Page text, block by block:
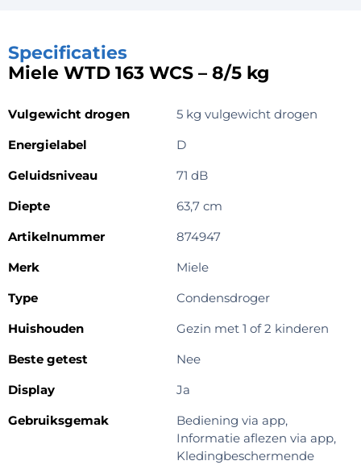
Specificaties
Miele WTD 163 WCS – 8/5 kg
Vulgewicht drogen
5 kg vulgewicht drogen
Energielabel
D
Geluidsniveau
71 dB
Diepte
63,7 cm
Artikelnummer
874947
Merk
Miele
Type
Condensdroger
Huishouden
Gezin met 1 of 2 kinderen
Beste getest
Nee
Display
Ja
Gebruiksgemak
Bediening via app,
Informatie aflezen via app,
Kledingbeschermende